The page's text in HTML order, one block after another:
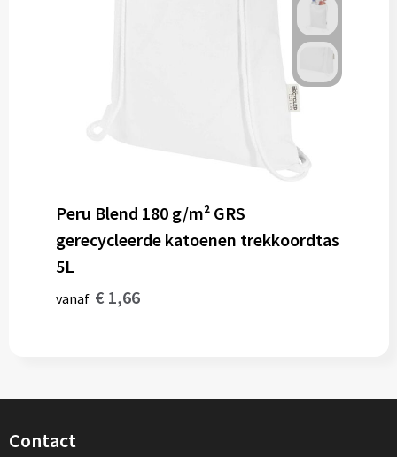
Peru Blend 180 g/m² GRS
gerecycleerde katoenen trekkoordtas
5L
vanaf € 1,66
Contact